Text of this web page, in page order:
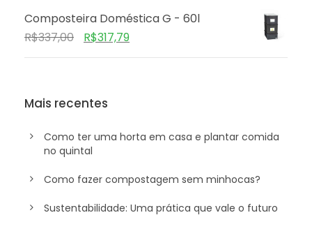
Composteira Doméstica G - 60l
R$337,00 R$317,79
Mais recentes
Como ter uma horta em casa e plantar comida
no quintal
Como fazer compostagem sem minhocas?
Sustentabilidade: Uma prática que vale o futuro